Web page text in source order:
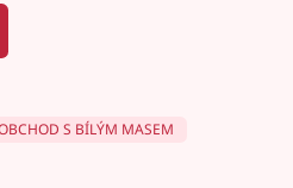
S BÍLÝM MASEM